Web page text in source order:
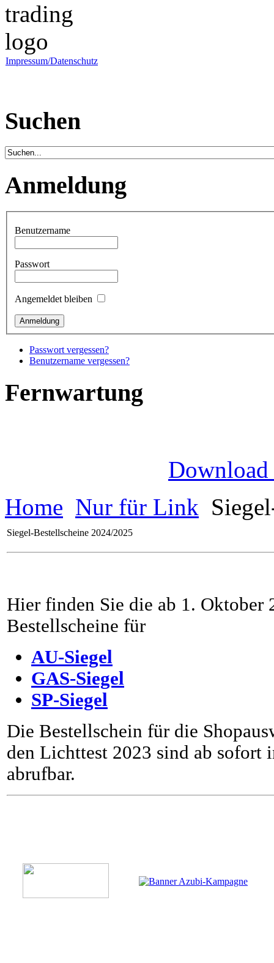
Impressum/Datenschutz
Suchen
Anmeldung
Benutzername
Passwort
Angemeldet bleiben
Passwort vergessen?
Benutzername vergessen?
Fernwartung
Download
Home Nur für Link
Siegel-Bestellscheine 2024/2025
Hier finden Sie die ab 1. Oktober
Bestellscheine für
AU-Siegel
GAS-Siegel
SP-Siegel
Die Bestellschein für die
den Lichttest 2023 sind ab sofort
abrufbar.